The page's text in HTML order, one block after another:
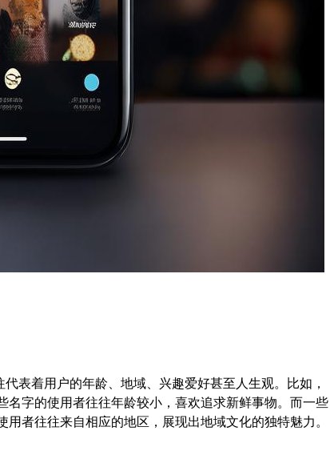
表着用户的年龄、地域、兴趣爱好甚至人生观。比如，
名字的使用者往往年龄较小，喜欢追求新鲜事物。而一些
用者往往来自相应的地区，展现出地域文化的独特魅力。